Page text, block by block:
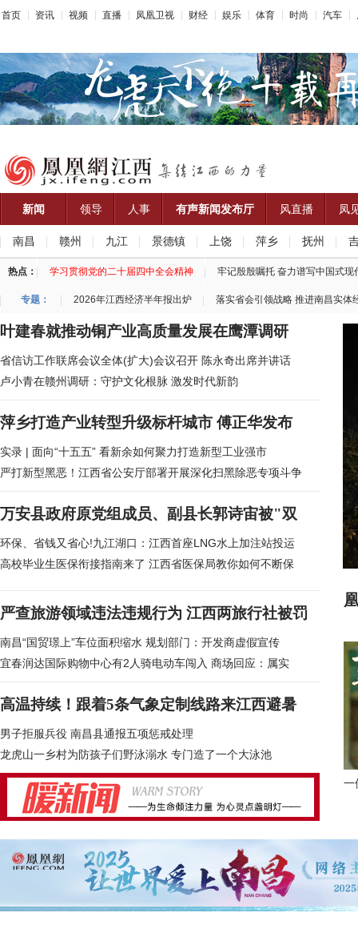
首页 资讯 视频 直播 凤凰卫视 财经 娱乐 体育 时尚 汽车
新闻 领导 人事 有声新闻发布厅 风直播 凤
南昌 赣州 九江 景德镇 上饶 萍乡 抚州
热点： 学习贯彻党的二十届四中全会精神 牢记殷殷嘱托 奋力谱写中国式现
专题： 2026年江西经济半年报出炉 落实省会引领战略 推进南昌实体
叶建春就推动铜产业高质量发展在鹰潭调研
省信访工作联席会议全体(扩大)会议召开 陈永奇出席并讲话
卢小青在赣州调研：守护文化根脉 激发时代新韵
萍乡打造产业转型升级标杆城市 傅正华发布
实录 | 面向“十五五” 看新余如何聚力打造新型工业强市
严打新型黑恶！江西省公安厅部署开展深化扫黑除恶专项斗争
万安县政府原党组成员、副县长郭诗宙被"双
开"
环保、省钱又省心!九江湖口：江西首座LNG水上加注站投运
高校毕业生医保衔接指南来了 江西省医保局教你如何不断保
严查旅游领域违法违规行为 江西两旅行社被罚
南昌“国贸璟上”车位面积缩水 规划部门：开发商虚假宣传
宜春润达国际购物中心有2人骑电动车闯入 商场回应：属实
高温持续！跟着5条气象定制线路来江西避暑
男子拒服兵役 南昌县通报五项惩戒处理
龙虎山一乡村为防孩子们野泳溺水 专门造了一个大泳池
一